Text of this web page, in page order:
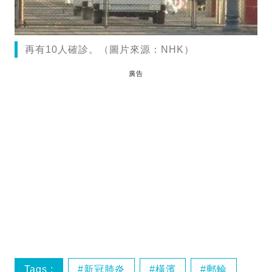
再有10人確診。（圖片來源：NHK）
廣告
Tags : 新冠肺炎 橫濱 郵輪